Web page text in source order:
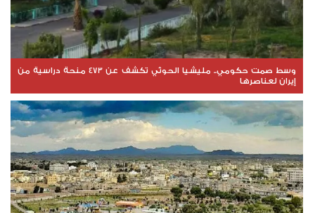
وسط صمت حكومي.. مليشيا الحوثي تكشف عن 473 منحة دراسية من
إيران لعناصرها